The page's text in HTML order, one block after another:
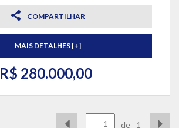
COMPARTILHAR
MAIS DETALHES [+]
R$ 280.000,00
de 1